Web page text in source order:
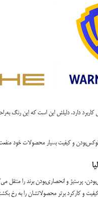
و کیفیت بسیار محصولات خود منفعت
پرستیژ و انحصاری‌بودن برند را منتقل
و کارکرد برتر محصولاتشان را به رخ